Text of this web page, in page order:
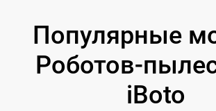
Популярные
Роботов-
iBoto